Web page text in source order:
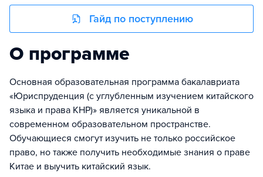
Гайд по поступлению
О программе
Основная образовательная программа бакалавриата
«Юриспруденция (с углубленным изучением китайского
языка и права КНР)» является уникальной в
современном образовательном пространстве.
Обучающиеся смогут изучить не только российское
право, но также получить необходимые знания о праве
Китае и выучить китайский язык.